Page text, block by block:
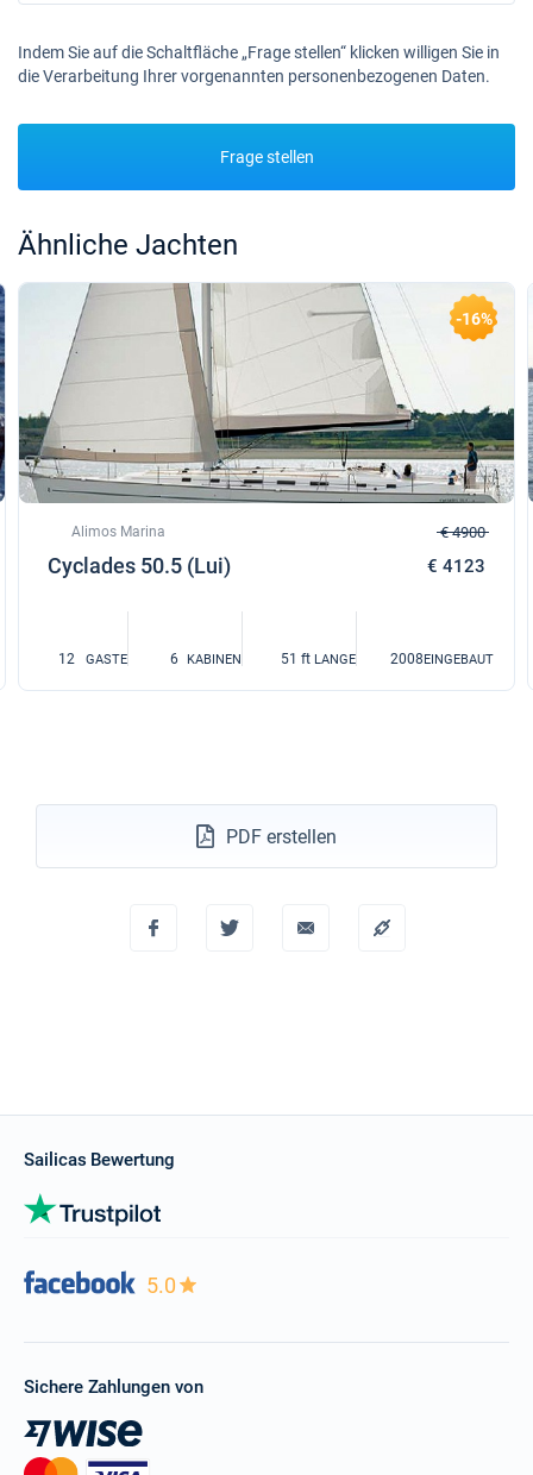
Indem Sie auf die Schaltfläche „Frage stellen“ klicken willigen Sie in
die Verarbeitung Ihrer vorgenannten personenbezogenen Daten.
Frage stellen
Ähnliche Jachten
-16%
Alimos Marina
Cyclades 50.5 (Lui)
€ 4900
€ 4123
12 GASTE 6 KABINEN 51 ft LANGE 2008EINGEBAUT
PDF erstellen
Sailicas Bewertung
5.0
Sichere Zahlungen von